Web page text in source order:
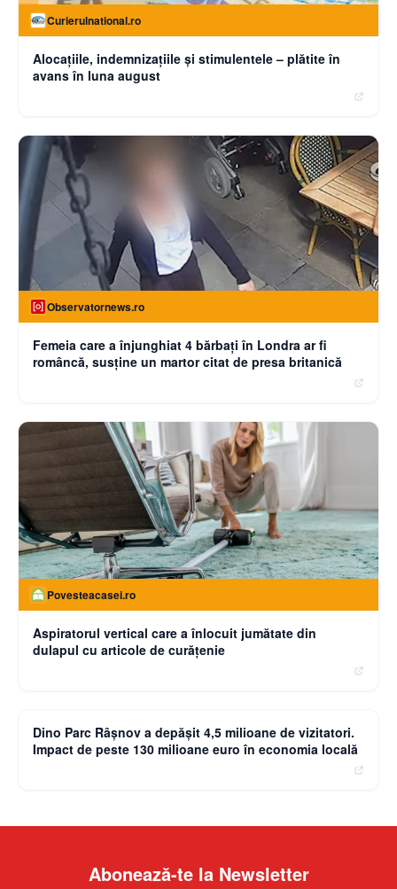
Curierulnational.ro
Alocațiile, indemnizațiile și stimulentele – plătite în
avans în luna august
Observatornews.ro
Femeia care a înjunghiat 4 bărbați în Londra ar fi
româncă, susţine un martor citat de presa britanică
Povesteacasei.ro
Aspiratorul vertical care a înlocuit jumătate din
dulapul cu articole de curățenie
Dino Parc Râșnov a depășit 4,5 milioane de vizitatori.
Impact de peste 130 milioane euro în economia locală
Abonează-te la Newsletter